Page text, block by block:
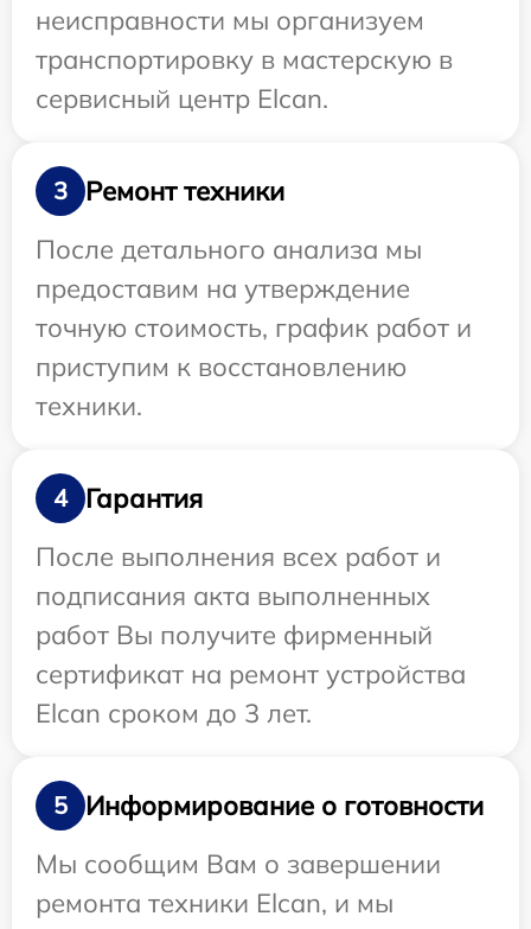
неисправности мы организуем
транспортировку в мастерскую в
сервисный центр Elcan.
3
Ремонт техники
После детального анализа мы
предоставим на утверждение
точную стоимость, график работ и
приступим к восстановлению
техники.
4
Гарантия
После выполнения всех работ и
подписания акта выполненных
работ Вы получите фирменный
сертификат на ремонт устройства
Elcan сроком до 3 лет.
5
Информирование о готовности
Мы сообщим Вам о завершении
ремонта техники Elcan, и мы